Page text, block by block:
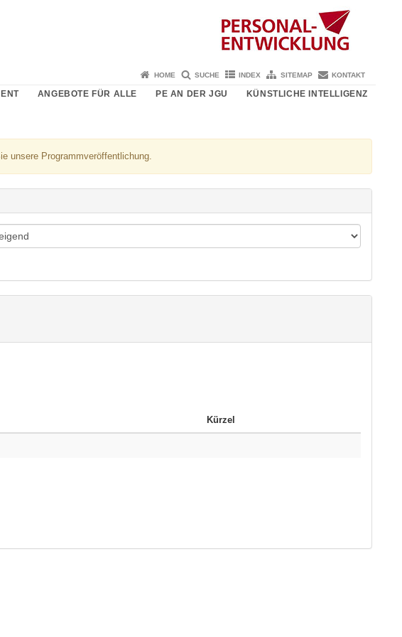
HOME SUCHE INDEX SITEMAP KONTAKT
ANGEBOTE FÜR ALLE PE AN DER JGU KÜNSTLICHE INTELLIGENZ
unsere Programmveröffentlichung.
Kürzel